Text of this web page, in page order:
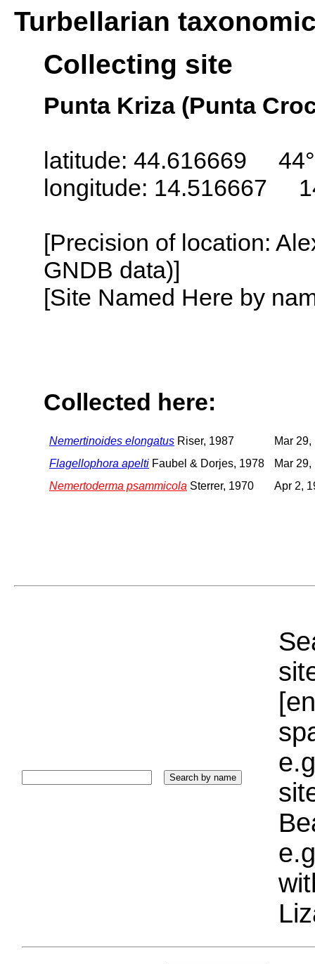
Turbellarian
Collecting site
Punta Kriza (Punta
latitude: 44.616669
longitude: 14.516667
[Precision of location:
GNDB data)]
[Site Named Here by
Collected here:
Nemertinoides elongatus Riser, 1987
Mar 29,
Flagellophora apelti Faubel & Dorjes, 1978
Mar 29,
Nemertoderma psammicola Sterrer, 1970 Apr 2,